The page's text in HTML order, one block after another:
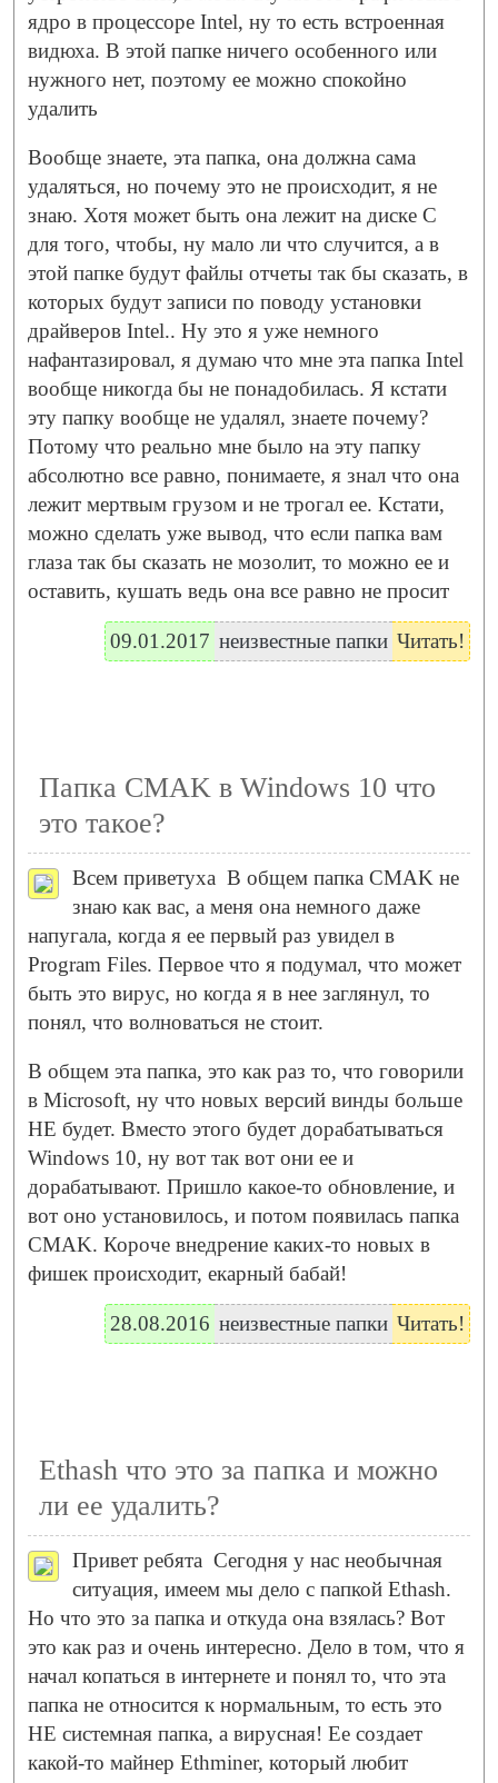
ядро в процессоре Intel, ну то есть встроенная
видюха. В этой папке ничего особенного или
нужного нет, поэтому ее можно спокойно
удалить
Вообще знаете, эта папка, она должна сама
удаляться, но почему это не происходит, я не
знаю. Хотя может быть она лежит на диске C
для того, чтобы, ну мало ли что случится, а в
этой папке будут файлы отчеты так бы сказать, в
которых будут записи по поводу установки
драйверов Intel.. Ну это я уже немного
нафантазировал, я думаю что мне эта папка Intel
вообще никогда бы не понадобилась. Я кстати
эту папку вообще не удалял, знаете почему?
Потому что реально мне было на эту папку
абсолютно все равно, понимаете, я знал что она
лежит мертвым грузом и не трогал ее. Кстати,
можно сделать уже вывод, что если папка вам
глаза так бы сказать не мозолит, то можно ее и
оставить, кушать ведь она все равно не просит
Читать!
неизвестные папки
09.01.2017
Папка CMAK в Windows 10 что
это такое?
Всем приветуха В общем папка CMAK не
знаю как вас, а меня она немного даже
напугала, когда я ее первый раз увидел в
Program Files. Первое что я подумал, что может
быть это вирус, но когда я в нее заглянул, то
понял, что волноваться не стоит.
В общем эта папка, это как раз то, что говорили
в Microsoft, ну что новых версий винды больше
НЕ будет. Вместо этого будет дорабатываться
Windows 10, ну вот так вот они ее и
дорабатывают. Пришло какое-то обновление, и
вот оно установилось, и потом появилась папка
CMAK. Короче внедрение каких-то новых в
фишек происходит, екарный бабай!
Читать!
неизвестные папки
28.08.2016
Ethash что это за папка и можно
ли ее удалить?
Привет ребята Сегодня у нас необычная
ситуация, имеем мы дело с папкой Ethash.
Но что это за папка и откуда она взялась? Вот
это как раз и очень интересно. Дело в том, что я
начал копаться в интернете и понял то, что эта
папка не относится к нормальным, то есть это
НЕ системная папка, а вирусная! Ее создает
какой-то майнер Ethminer, который любит